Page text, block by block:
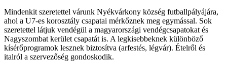
Mindenkit szeretettel várunk Nyékvárkony község futballpályájára,
ahol a U7-es korosztály csapatai mérkőznek meg egymással. Sok
szeretettel látjuk vendégül a magyarországi vendégcsapatokat és
Nagyszombat kerület csapatát is. A legkisebbeknek különböző
kísérőprogramok lesznek biztosítva (arfestés, légvár). Ételről és
italról a szervezőség gondoskodik.